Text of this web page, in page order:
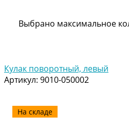
Выбрано максимальное
Кулак поворотный, левый
Артикул: 9010-050002
На складе